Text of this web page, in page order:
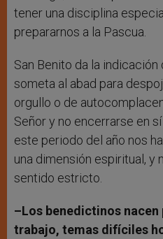
tener una disciplina
prepararnos a la Pascua.
San Benito da la
someta al abad para
orgullo o de
Señor y no encerrarse en
este periodo del año nos
una dimensión espiritual, y
sentido estricto.
–Los benedictinos nacen
trabajo, temas difíciles